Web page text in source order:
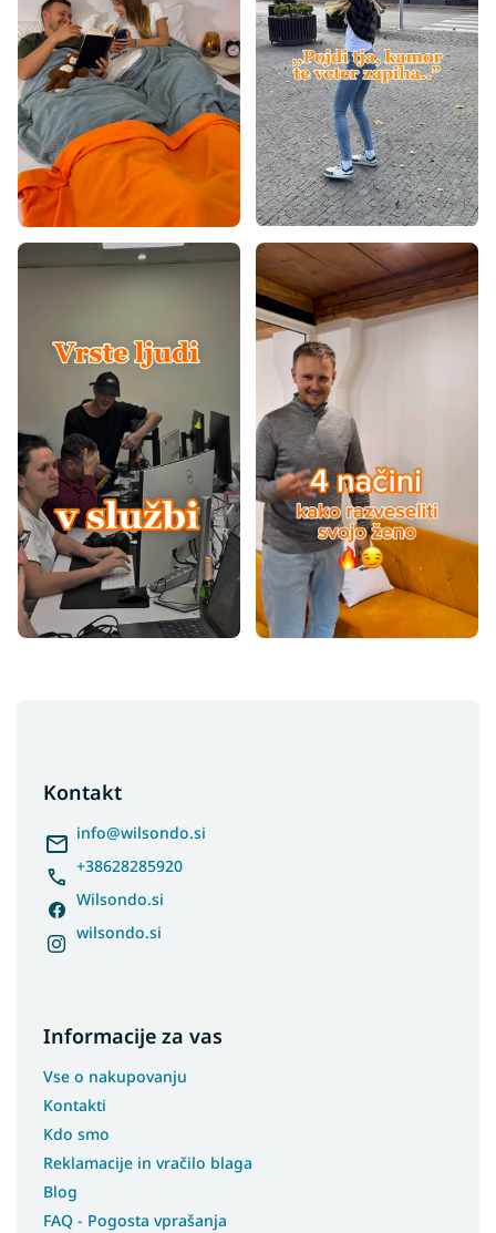
Kontakt
info@wilsondo.si
+38628285920
Wilsondo.si
wilsondo.si
Informacije za vas
Vse o nakupovanju
Kontakti
Kdo smo
Reklamacije in vračilo blaga
Blog
FAQ - Pogosta vprašanja